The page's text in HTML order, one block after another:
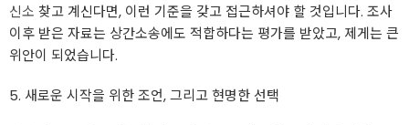
신소 찾고 계신다면, 이런 기준을 갖고 접근하셔야 할 것입니다. 조사
이후 받은 자료는 상간소송에도 적합하다는 평가를 받았고, 제게는 큰
위안이 되었습니다.
5. 새로운 시작을 위한 조언, 그리고 현명한 선택